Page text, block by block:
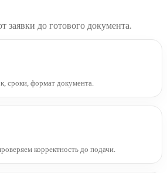
заявки до готового документа.
сроки, формат документа.
корректность до подачи.